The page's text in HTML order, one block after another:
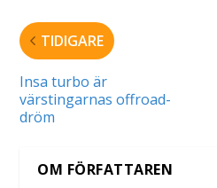
TIDIGARE
Insa turbo är
värstingarnas offroad-
dröm
OM FÖRFATTAREN